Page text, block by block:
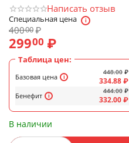
Написать отзыв
Специальная цена
40000₽
29900 ₽
Таблица цен:
Базовая цена
Бенефит
448.00 ₽
334.88₽
444.00 ₽
332.00₽
В наличии